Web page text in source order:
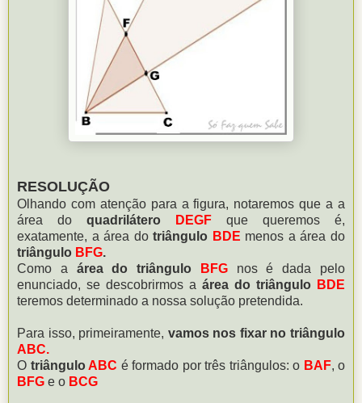
RESOLUÇÃO
Olhando com atenção para a figura, notaremos que a a
área do quadrilátero DEGF que queremos é,
exatamente, a área dotriângulo BDE menos a área do
triângulo BFG.
Como a área do triângulo BFGnos é dada pelo
enunciado, se descobrirmos a área do triângulo BDE
teremos determinado a nossa solução pretendida.
Para isso, primeiramente, vamos nos fixar no triângulo
ABC.
O triângulo ABC é formado por três triângulos: o BAF, o
BFG e o BCG